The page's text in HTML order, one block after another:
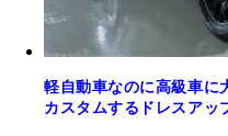
軽自動車なのに高級車
カスタムするドレスアッ